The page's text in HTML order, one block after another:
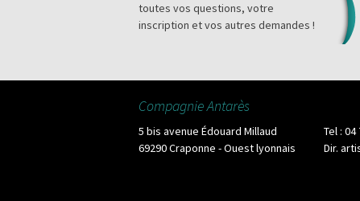
toutes vos questions, votre
inscription et vos autres demandes !
Compagnie Antarès
5 bis avenue Édouard Millaud
69290 Craponne - Ouest lyonnais
Tel : 04
Dir.